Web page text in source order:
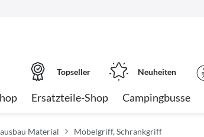
Topseller Neuheiten
Ersatzteile-Shop Campingbusse
Material Möbelgriff, Schrankgriff